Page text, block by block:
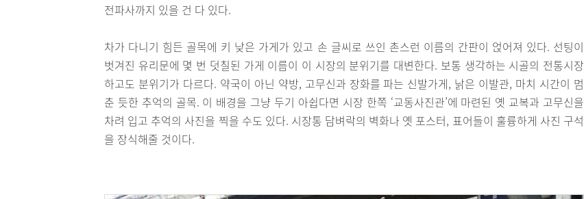
전파사까지 있을 건 다 있다.
차가 다니기 힘든 골목에 키 낮은 가게가 있고 손 글씨로 쓰인 촌스런 이름의 간판이 얹어져 있다. 선팅이
벗겨진 유리문에 몇 번 덧칠된 가게 이름이 이 시장의 분위기를 대변한다. 보통 생각하는 시골의 전통시장
하고도 분위기가 다르다. 약국이 아닌 약방, 고무신과 장화를 파는 신발가게, 낡은 이발관, 마치 시간이 멈
춘 듯한 추억의 골목. 이 배경을 그냥 두기 아쉽다면 시장 한쪽 ‘교동사진관’에 마련된 옛 교복과 고무신을
차려 입고 추억의 사진을 찍을 수도 있다. 시장통 담벼락의 벽화나 옛 포스터, 표어들이 훌륭하게 사진 구석
을 장식해줄 것이다.